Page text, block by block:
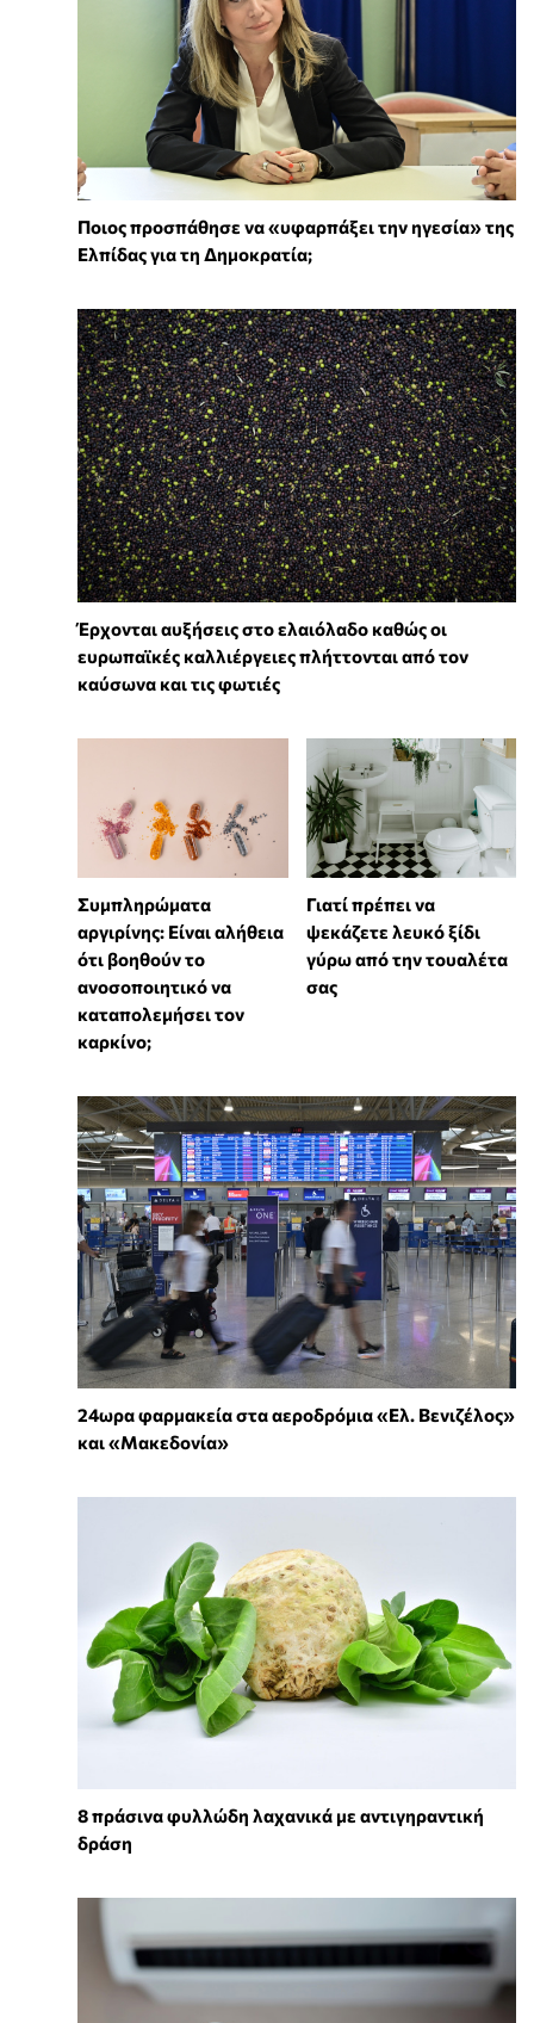
Ποιος προσπάθησε να «υφαρπάξει την ηγεσία» της
Ελπίδας για τη Δημοκρατία;
Έρχονται αυξήσεις στο ελαιόλαδο καθώς οι
ευρωπαϊκές καλλιέργειες πλήττονται από τον
καύσωνα και τις φωτιές
⁠Συμπληρώματα
αργιρίνης: Είναι αλήθεια
ότι βοηθούν το
ανοσοποιητικό να
καταπολεμήσει τον
καρκίνο;
Γιατί πρέπει να
ψεκάζετε λευκό ξίδι
γύρω από την τουαλέτα
σας
24ωρα φαρμακεία στα αεροδρόμια «Ελ. Βενιζέλος»
και «Μακεδονία»
8 πράσινα φυλλώδη λαχανικά με αντιγηραντική
δράση